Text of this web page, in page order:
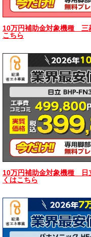
10万円補助金対象機種
こちら
10万円補助金対象機種
くはこちら